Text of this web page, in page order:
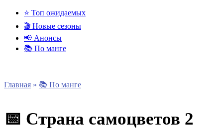
⭐ Топ ожидаемых
🎬 Новые сезоны
📢 Анонсы
📚 По манге
Главная » 📚 По манге
📅 Страна самоцветов 2